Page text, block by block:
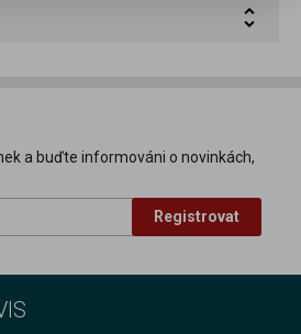
a buďte informováni o novinkách,
Registrovat